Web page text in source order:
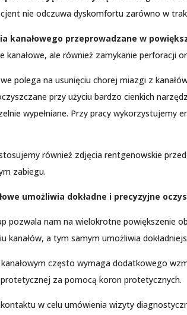
nie odczuwa dyskomfortu zarówno w
kanałowego przeprowadzane w
kanałowe, ale również zamykanie perforacji
polega na usunięciu chorej miazgi z
przy użyciu bardzo cienkich
wypełniane. Przy pracy wykorzystujemy
również zdjęcia rentgenowskie
zabiegu.
umożliwia dokładne i precyzyjne
pozwala nam na wielokrotne powiększenie
kanałów, a tym samym umożliwia
często wymaga dodatkowego
za pomocą koron protetycznych.
w celu umówienia wizyty